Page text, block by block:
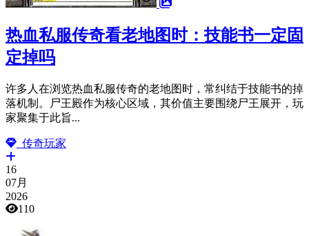
热血私服传奇看老地图时：技能书一定固
定掉吗
许多人在浏览热血私服传奇的老地图时，常纠结于技能书的掉
落机制。尸王殿作为核心区域，其价值主要围绕尸王展开，玩
家聚集于此旨...
传奇玩家
16
07月
2026
110